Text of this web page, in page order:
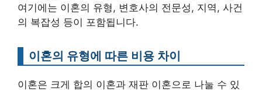
여기에는 이혼의 유형, 변호사의 전문성, 지역, 사건
의 복잡성 등이 포함됩니다.
이혼의 유형에 따른 비용 차이
이혼은 크게 합의 이혼과 재판 이혼으로 나눌 수 있